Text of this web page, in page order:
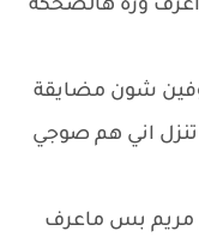
وره هالضحكة
شون مضايقة
اني هم صوجي
مريم بس ماعرف